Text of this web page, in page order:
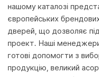
нашому каталозі
європейських
дверей, що дозволяє
проект. Наші
готові допомогти з
продукцію, великий